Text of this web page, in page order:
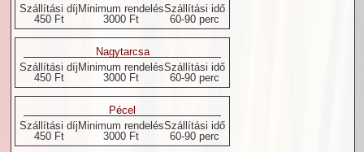
Szállítási díj Minimum rendelésSzállítási idő
450 Ft
3000 Ft 60-90 perc
Nagytarcsa
Szállítási díj Minimum rendelésSzállítási idő
450 Ft
3000 Ft 60-90 perc
Pécel
Szállítási díj Minimum rendelésSzállítási idő
450 Ft
3000 Ft 60-90 perc